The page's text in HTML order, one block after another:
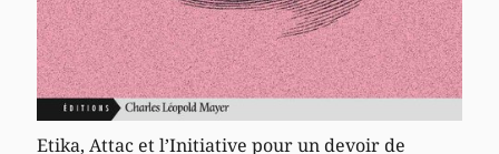
Etika, Attac et l’Initiative pour un devoir de